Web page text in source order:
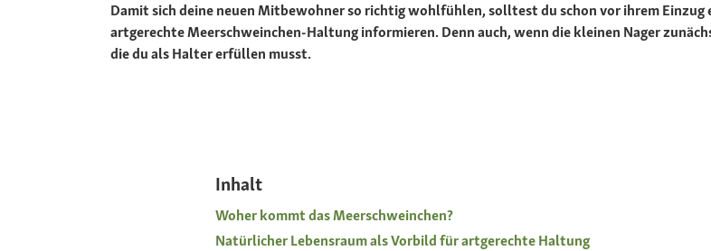
Damit sich deine neuen Mitbewohner so richtig wohlfühlen, solltest du schon vor ihrem
artgerechte Meerschweinchen-Haltung informieren. Denn auch, wenn die kleinen Nager
die du als Halter erfüllen musst.
Inhalt
Woher kommt das Meerschweinchen?
Natürlicher Lebensraum als Vorbild für artgerechte Haltung